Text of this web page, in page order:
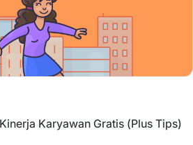
Karyawan Gratis (Plus Tips)